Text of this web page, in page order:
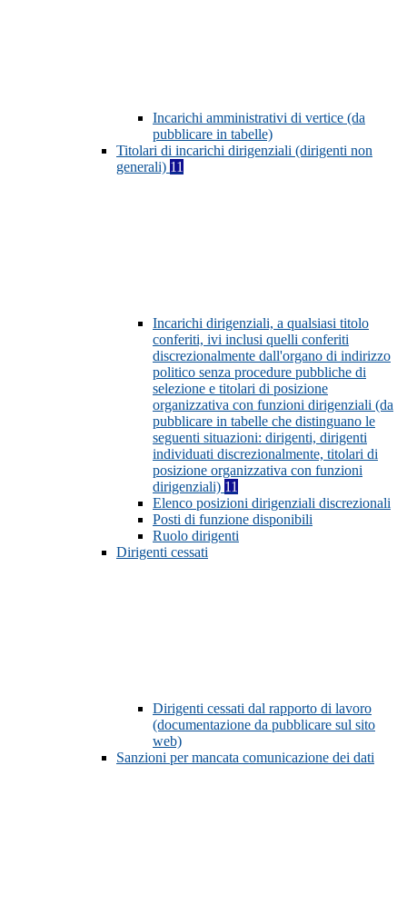
Incarichi amministrativi di vertice (da
pubblicare in tabelle)
Titolari di incarichi dirigenziali (dirigenti non
generali) 11
Incarichi dirigenziali, a qualsiasi titolo
conferiti, ivi inclusi quelli conferiti
discrezionalmente dall'organo di indirizzo
politico senza procedure pubbliche di
selezione e titolari di posizione
organizzativa con funzioni dirigenziali (da
pubblicare in tabelle che distinguano le
seguenti situazioni: dirigenti, dirigenti
individuati discrezionalmente, titolari di
posizione organizzativa con funzioni
dirigenziali) 11
Elenco posizioni dirigenziali discrezionali
Posti di funzione disponibili
Ruolo dirigenti
Dirigenti cessati
Dirigenti cessati dal rapporto di lavoro
(documentazione da pubblicare sul sito
web)
Sanzioni per mancata comunicazione dei dati